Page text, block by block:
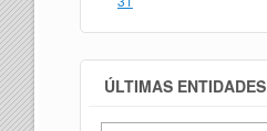
ÚLTIMAS ENTIDADES